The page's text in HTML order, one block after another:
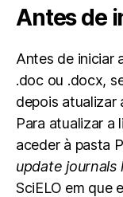
Antes de
Antes de iniciar
.doc ou .docx,
depois atualizar
Para atualizar a
aceder à pasta
update journals
SciELO em que